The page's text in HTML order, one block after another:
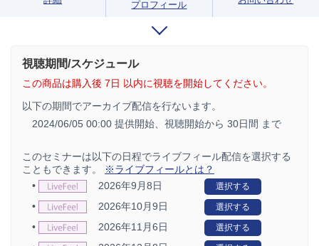
プロフィール
視聴期間/スケジュール
この商品は購入後 7日 以内に視聴を開始してください。
以下の期間でアーカイブ配信を行ないます。
2024/06/05 00:00 提供開始、 視聴開始から 30日間 まで
このセミナーは以下の日程でライブフィール配信を選択する
こともできます。
※ライブフィールとは？
•
2026年9月8日 選択する
• 2026年10月9日 選択する
• 2026年11月6日 選択する